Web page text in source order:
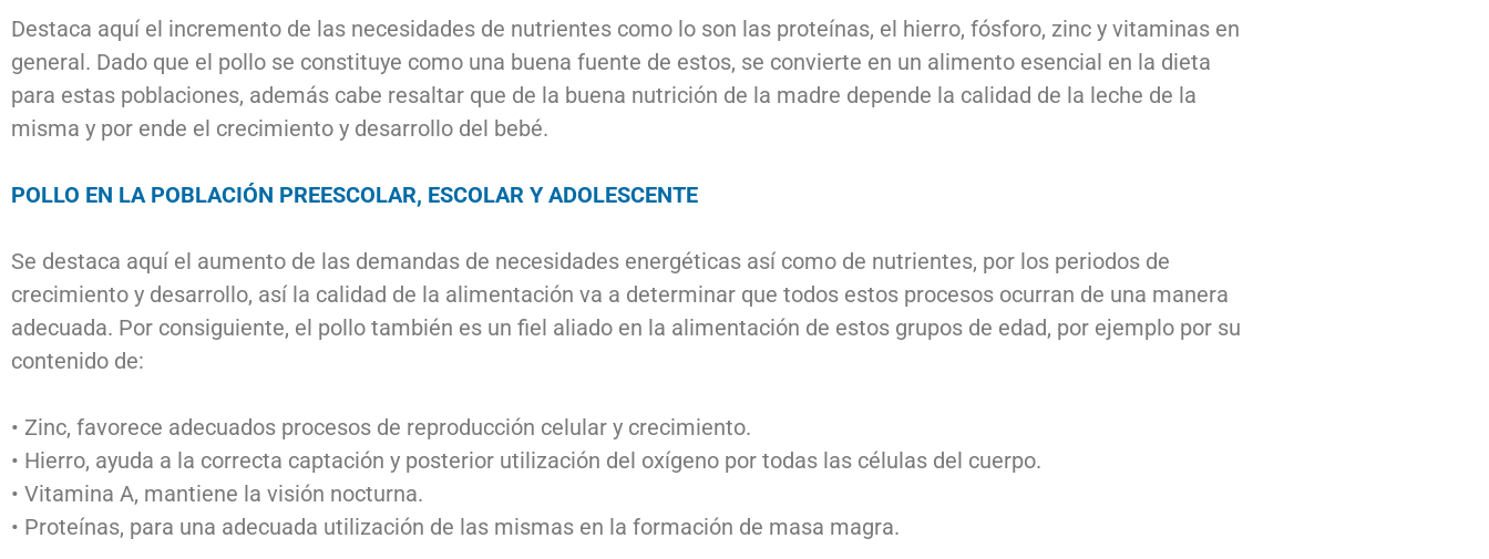
Destaca aquí el incremento de las necesidades de nutrientes como lo son las proteínas, el hierro, fósforo, zinc y vitaminas en
general. Dado que el pollo se constituye como una buena fuente de estos, se convierte en un alimento esencial en la dieta
para estas poblaciones, además cabe resaltar que de la buena nutrición de la madre depende la calidad de la leche de la
misma y por ende el crecimiento y desarrollo del bebé.
POLLO EN LA POBLACIÓN PREESCOLAR, ESCOLAR Y ADOLESCENTE
Se destaca aquí el aumento de las demandas de necesidades energéticas así como de nutrientes, por los periodos de
crecimiento y desarrollo, así la calidad de la alimentación va a determinar que todos estos procesos ocurran de una manera
adecuada. Por consiguiente, el pollo también es un fiel aliado en la alimentación de estos grupos de edad, por ejemplo por su
contenido de:
• Zinc, favorece adecuados procesos de reproducción celular y crecimiento.
• Hierro, ayuda a la correcta captación y posterior utilización del oxígeno por todas las células del cuerpo.
• Vitamina A, mantiene la visión nocturna.
• Proteínas, para una adecuada utilización de las mismas en la formación de masa magra.